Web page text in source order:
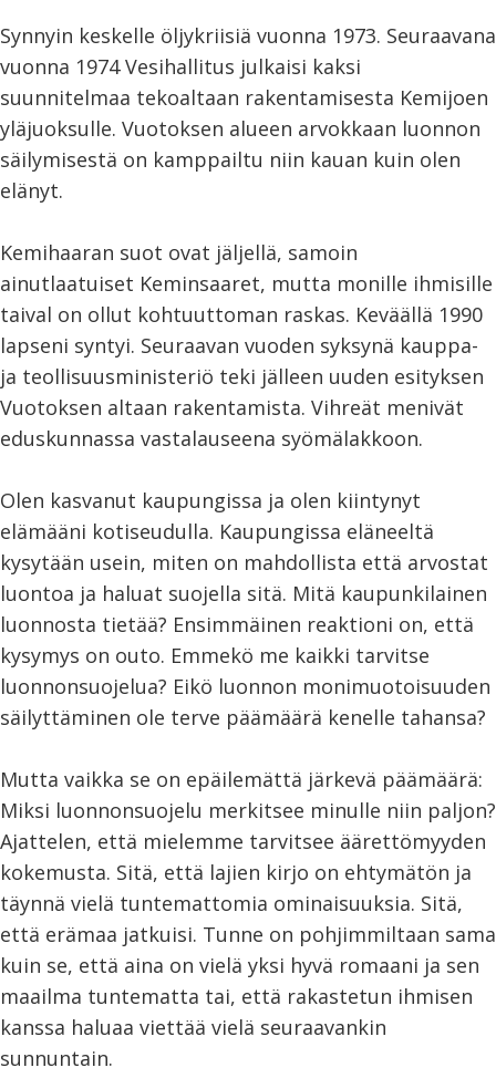
Synnyin keskelle öljykriisiä vuonna 1973. Seuraavana
vuonna 1974 Vesihallitus julkaisi kaksi
suunnitelmaa tekoaltaan rakentamisesta Kemijoen
yläjuoksulle. Vuotoksen alueen arvokkaan luonnon
säilymisestä on kamppailtu niin kauan kuin olen
elänyt.
Kemihaaran suot ovat jäljellä, samoin
ainutlaatuiset Keminsaaret, mutta monille ihmisille
taival on ollut kohtuuttoman raskas. Keväällä 1990
lapseni syntyi. Seuraavan vuoden syksynä kauppa-
ja teollisuusministeriö teki jälleen uuden esityksen
Vuotoksen altaan rakentamista. Vihreät menivät
eduskunnassa vastalauseena syömälakkoon.
Olen kasvanut kaupungissa ja olen kiintynyt
elämääni kotiseudulla. Kaupungissa eläneeltä
kysytään usein, miten on mahdollista että arvostat
luontoa ja haluat suojella sitä. Mitä kaupunkilainen
luonnosta tietää? Ensimmäinen reaktioni on, että
kysymys on outo. Emmekö me kaikki tarvitse
luonnonsuojelua? Eikö luonnon monimuotoisuuden
säilyttäminen ole terve päämäärä kenelle tahansa?
Mutta vaikka se on epäilemättä järkevä päämäärä:
Miksi luonnonsuojelu merkitsee minulle niin paljon?
Ajattelen, että mielemme tarvitsee äärettömyyden
kokemusta. Sitä, että lajien kirjo on ehtymätön ja
täynnä vielä tuntemattomia ominaisuuksia. Sitä,
että erämaa jatkuisi. Tunne on pohjimmiltaan sama
kuin se, että aina on vielä yksi hyvä romaani ja sen
maailma tuntematta tai, että rakastetun ihmisen
kanssa haluaa viettää vielä seuraavankin
sunnuntain.